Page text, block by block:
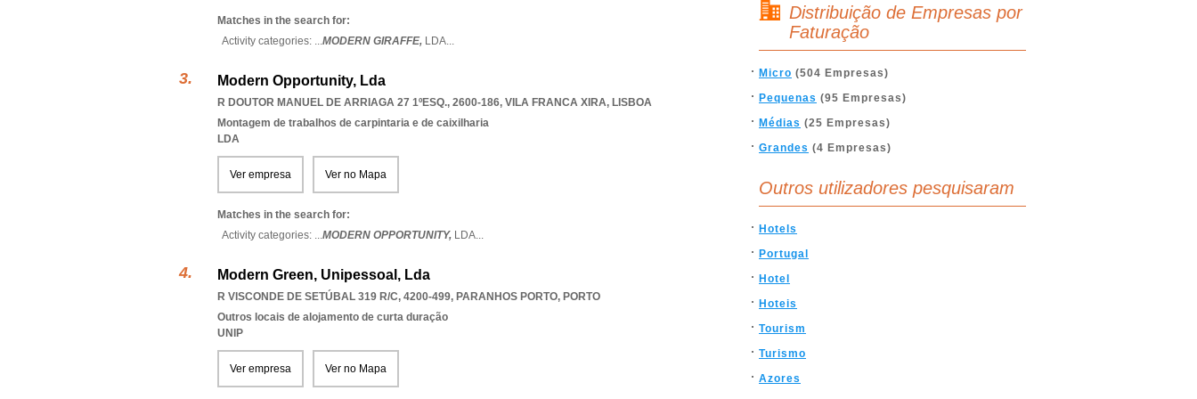
Matches in the search for:
Activity categories: ...MODERN GIRAFFE, LDA...
Modern Opportunity, Lda
R DOUTOR MANUEL DE ARRIAGA 27 1ºESQ., 2600-186, VILA FRANCA XIRA, LISBOA
Montagem de trabalhos de carpintaria e de caixilharia
LDA
Ver empresa Ver no Mapa
Matches in the search for:
Activity categories: ...MODERN OPPORTUNITY, LDA...
Modern Green, Unipessoal, Lda
R VISCONDE DE SETÚBAL 319 R/C, 4200-499, PARANHOS PORTO, PORTO
Outros locais de alojamento de curta duração
UNIP
Ver empresa Ver no Mapa
Distribuição de Empresas por
Faturação
Micro (504 Empresas)
Pequenas (95 Empresas)
Médias (25 Empresas)
Grandes (4 Empresas)
Outros utilizadores pesquisaram
Hotels
Portugal
Hotel
Hoteis
Tourism
Turismo
Azores